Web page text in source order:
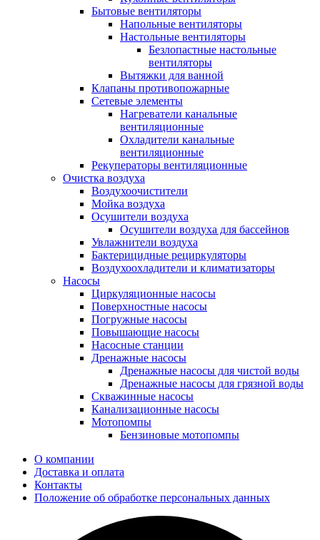
Бытовые вентиляторы
Напольные вентиляторы
Настольные вентиляторы
Безлопастные настольные
вентиляторы
Вытяжки для ванной
Клапаны противопожарные
Сетевые элементы
Нагреватели канальные
вентиляционные
Охладители канальные
вентиляционные
Рекуператоры вентиляционные
Очистка воздуха
Воздухоочистители
Мойка воздуха
Осушители воздуха
Осушители воздуха для бассейнов
Увлажнители воздуха
Бактерицидные рециркуляторы
Воздухоохладители и климатизаторы
Насосы
Циркуляционные насосы
Поверхностные насосы
Погружные насосы
Повышающие насосы
Насосные станции
Дренажные насосы
Дренажные насосы для чистой воды
Дренажные насосы для грязной воды
Скважинные насосы
Канализационные насосы
Мотопомпы
Бензиновые мотопомпы
О компании
Доставка и оплата
Контакты
Положение об обработке персональных данных